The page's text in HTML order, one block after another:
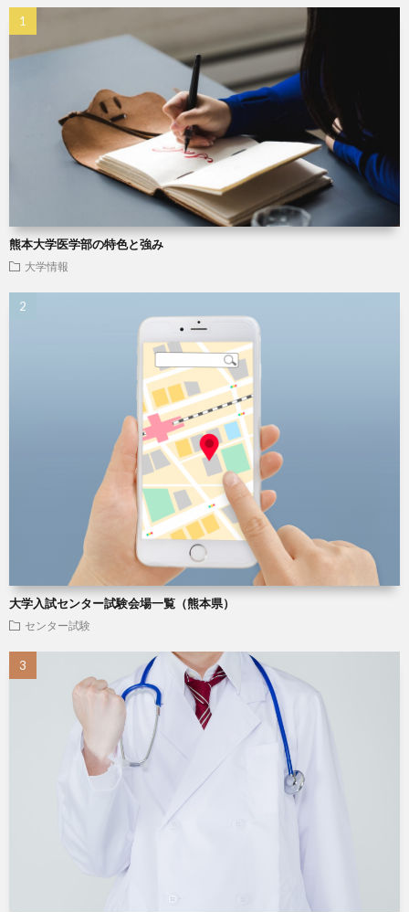
熊本大学医学部の特色と強み
大学情報
大学入試センター試験会場一覧（熊本県）
センター試験